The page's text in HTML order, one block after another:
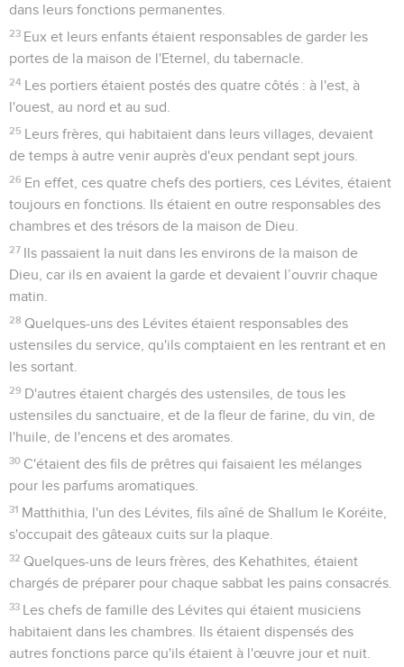
dans leurs fonctions permanentes.
23 Eux et leurs enfants étaient responsables de garder les
portes de la maison de l'Eternel, du tabernacle.
24 Les portiers étaient postés des quatre côtés : à l'est, à
l'ouest, au nord et au sud.
25 Leurs frères, qui habitaient dans leurs villages, devaient
de temps à autre venir auprès d'eux pendant sept jours.
26 En effet, ces quatre chefs des portiers, ces Lévites, étaient
toujours en fonctions. Ils étaient en outre responsables des
chambres et des trésors de la maison de Dieu.
27 Ils passaient la nuit dans les environs de la maison de
Dieu, car ils en avaient la garde et devaient l’ouvrir chaque
matin.
28 Quelques-uns des Lévites étaient responsables des
ustensiles du service, qu'ils comptaient en les rentrant et en
les sortant.
29 D'autres étaient chargés des ustensiles, de tous les
ustensiles du sanctuaire, et de la fleur de farine, du vin, de
l'huile, de l'encens et des aromates.
30 C'étaient des fils de prêtres qui faisaient les mélanges
pour les parfums aromatiques.
31 Matthithia, l'un des Lévites, fils aîné de Shallum le Koréite,
s'occupait des gâteaux cuits sur la plaque.
32 Quelques-uns de leurs frères, des Kehathites, étaient
chargés de préparer pour chaque sabbat les pains consacrés.
33 Les chefs de famille des Lévites qui étaient musiciens
habitaient dans les chambres. Ils étaient dispensés des
autres fonctions parce qu'ils étaient à l'œuvre jour et nuit.